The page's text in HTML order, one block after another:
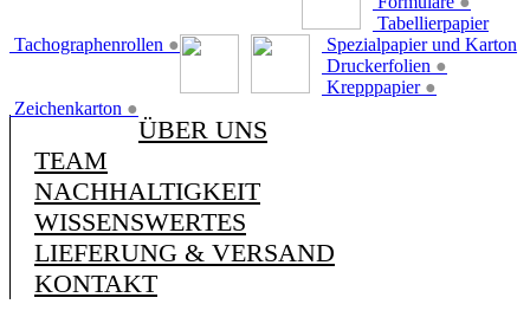
Tachographenrollen ●
Tabellierpapier
Spezialpapier und Karton
Druckerfolien ●
Krepppapier ●
Zeichenkarton ●
ÜBER UNS
TEAM
NACHHALTIGKEIT
WISSENSWERTES
LIEFERUNG & VERSAND
KONTAKT